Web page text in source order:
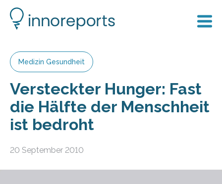
Medizin Gesundheit
Versteckter Hunger: Fast
die Hälfte der Menschheit
ist bedroht
20 September 2010